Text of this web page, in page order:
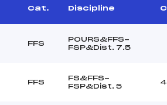
Cat. Discipline
FFS
POURS&FFS-
FSP&Dist. 7.5
FFS
FS&FFS-
FSP&Dist. 5
4